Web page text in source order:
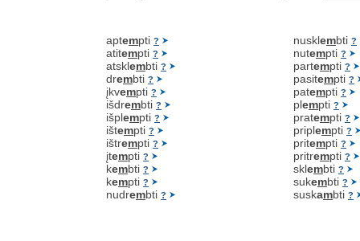
aptempti ?
atitempti ?
atsklembti ?
drembti ?
įkvempti ?
išdrembti ?
išplempti ?
ištempti ?
ištrempti ?
įtempti ?
kembti ?
kempti ?
nudrembti ?
nusklembti ?
nutempti ?
partempti ?
pasitempti ?
patempti ?
plempti ?
pratempti ?
priplempti ?
pritempti ?
pritrempti ?
sklembti ?
sukembti ?
suskambti ?